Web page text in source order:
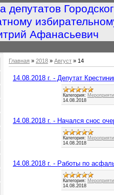
депутатов
Афанасьевич
Главная » 2018 » Август » 14
14.08.2018 г. - Депутат
Категория:
14.08.2018
14.08.2018 г. - Начался снос
Категория:
14.08.2018
14.08.2018 г. - Работы по
Категория:
14.08.2018